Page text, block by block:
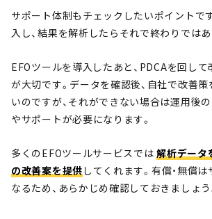
サポート体制もチェックしたいポイントで
入し、結果を解析したらそれで終わりではあ
EFOツールを導入したあと、PDCAを回し
が大切です。データを確認後、自社で改善
いのですが、それができない場合は運用後
やサポートが必要になります。
多くのEFOツールサービスでは解析データ
の改善案を提供してくれます。有償・無償
なるため、あらかじめ確認しておきましょう